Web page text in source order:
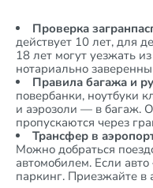
Проверка
действует 10 лет, для
18 лет могут уезжать
нотариально
Правила багажа и
повербанки, ноутбуки
и аэрозоли — в багаж.
пропускаются через
Трансфер в
Можно добраться
автомобилем. Если
паркинг. Приезжайте в